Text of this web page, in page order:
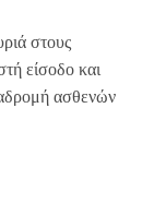
πρόσθετο
στους
είσοδο και
ασθενών